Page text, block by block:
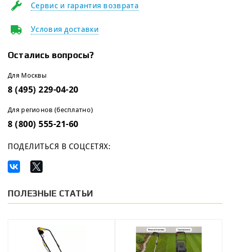
Сервис и гарантия возврата
Условия доставки
Остались вопросы?
Для Москвы
8 (495) 229-04-20
Для регионов (бесплатно)
8 (800) 555-21-60
ПОДЕЛИТЬСЯ В СОЦСЕТЯХ:
ПОЛЕЗНЫЕ СТАТЬИ